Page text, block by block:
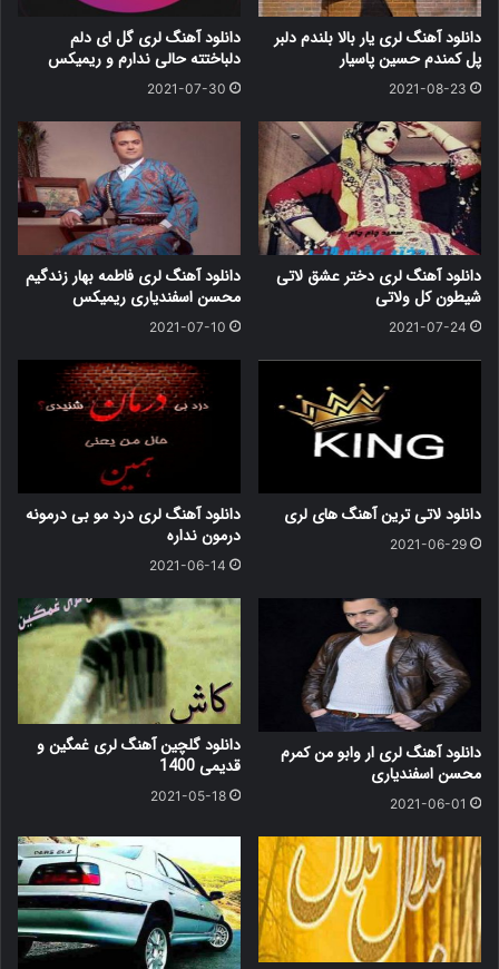
دانلود آهنگ لری یار بالا بلندم دلبر
پل کمندم حسین پاسیار
2021-08-23
دانلود آهنگ لری گل ای دلم
دلباختته حالی ندارم و ریمیکس
2021-07-30
دانلود آهنگ لری دختر عشق لاتی
شیطون کل ولاتی
2021-07-24
دانلود آهنگ لری فاطمه بهار زندگیم
محسن اسفندیاری ریمیکس
2021-07-10
دانلود لاتی ترین آهنگ های لری
2021-06-29
دانلود آهنگ لری درد مو بی درمونه
درمون نداره
2021-06-14
دانلود آهنگ لری ار وابو من کمرم
محسن اسفندیاری
2021-06-01
دانلود گلچین آهنگ لری غمگین و
قدیمی 1400
2021-05-18